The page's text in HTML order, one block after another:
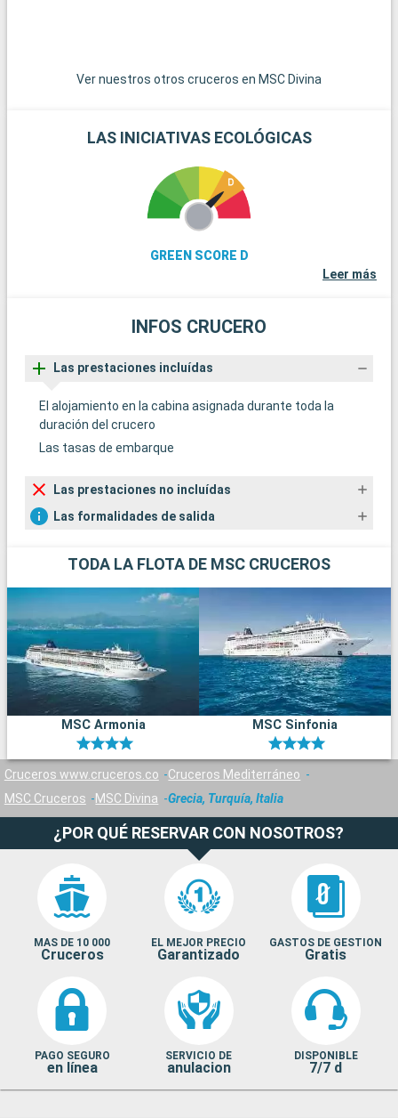
Renacimiento, ofrecen una visión del diseño de los jardines
Ver nuestros otros cruceros en MSC Divina
LAS INICIATIVAS ECOLÓGICAS
GREEN SCORE D
Leer más
INFOS CRUCERO
Las prestaciones incluídas
El alojamiento en la cabina asignada durante toda la
duración del crucero
Las tasas de embarque
Las prestaciones no incluídas
Las formalidades de salida
TODA LA FLOTA DE MSC CRUCEROS
MSC Armonia MSC Sinfonia
Cruceros www.cruceros.co
Cruceros Mediterráneo
MSC Cruceros
MSC Divina Grecia, Turquía, Italia
¿POR QUÉ RESERVAR CON NOSOTROS?
MAS DE 10 000
Cruceros
EL MEJOR PRECIO
Garantizado
GASTOS DE GESTION
Gratis
PAGO SEGURO
en línea
SERVICIO DE
anulacion
DISPONIBLE
7/7 d